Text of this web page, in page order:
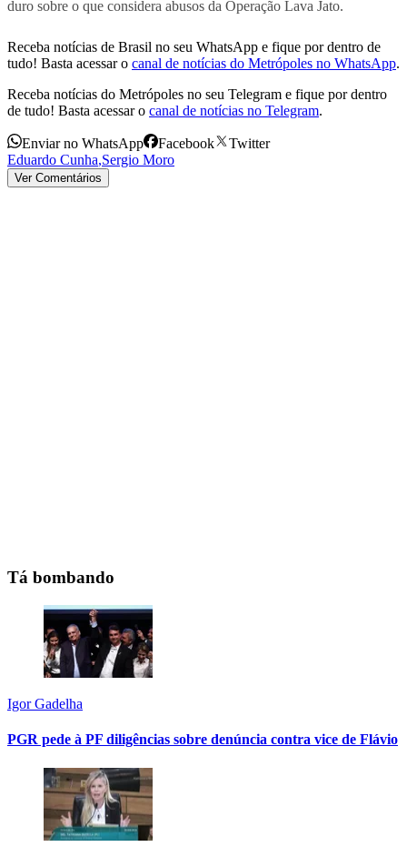
duro sobre o que considera abusos da Operação Lava Jato.
Receba notícias de Brasil no seu WhatsApp e fique por dentro de
tudo! Basta acessar o canal de notícias do Metrópoles no WhatsApp.
Receba notícias do Metrópoles no seu Telegram e fique por dentro
de tudo! Basta acessar o canal de notícias no Telegram.
Enviar no WhatsApp Facebook
Twitter
Eduardo Cunha,Sergio Moro
Ver Comentários
Tá bombando
Igor Gadelha
PGR pede à PF diligências sobre denúncia contra vice de Flávio